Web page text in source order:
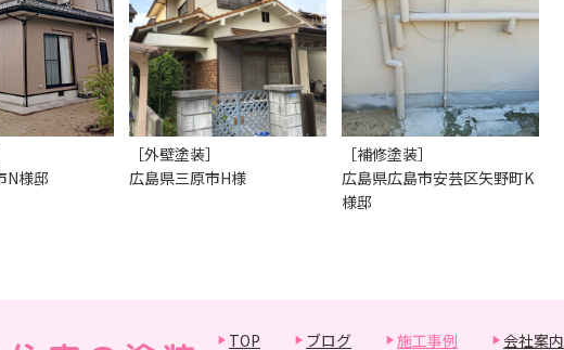
N様邸
［外壁塗装］
広島県三原市H様
［補修塗装］
広島県広島市安芸区矢野町K
様邸
TOP ブログ 施工事例 会社案内